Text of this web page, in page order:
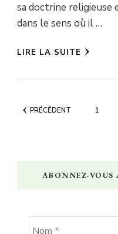
sa doctrine religieuse
dans le sens où il …
LIRE LA SUITE
Pagination
PRÉCÉDENT PAGE
1
ABONNEZ-VOUS